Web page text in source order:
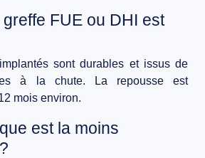
FUE ou DHI est
sont durables et issus de
à la chute. La repousse est
mois environ.
est la moins